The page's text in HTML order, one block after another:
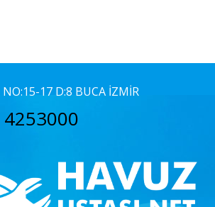
NO:15-17 D:8 BUCA İZMIR